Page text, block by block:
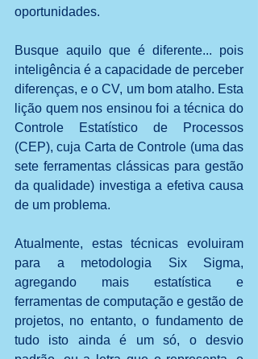
oportunidades.
Busque aquilo que é diferente... pois
inteligência é a capacidade de perceber
diferenças, e o CV, um bom atalho. Esta
lição quem nos ensinou foi a técnica do
Controle Estatístico de Processos
(CEP), cuja Carta de Controle (uma das
sete ferramentas clássicas para gestão
da qualidade) investiga a efetiva causa
de um problema.
Atualmente, estas técnicas evoluiram
para a metodologia Six Sigma,
agregando mais estatística e
ferramentas de computação e gestão de
projetos, no entanto, o fundamento de
tudo isto ainda é um só, o desvio